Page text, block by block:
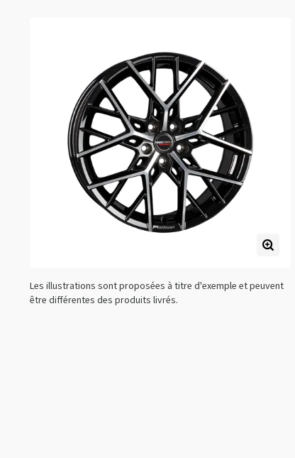
Les illustrations sont proposées à titre d'exemple et peuvent
être différentes des produits livrés.